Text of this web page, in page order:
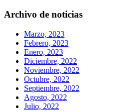
Archivo de noticias
Marzo, 2023
Febrero, 2023
Enero, 2023
Diciembre, 2022
Noviembre, 2022
Octubre, 2022
Septiembre, 2022
Agosto, 2022
Julio, 2022